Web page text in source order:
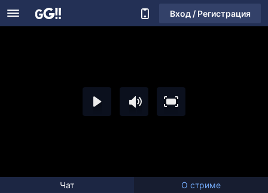
Вход / Регистрация
Чат О стриме